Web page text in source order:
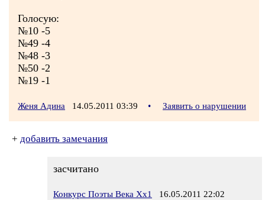
Голосую:
№10 -5
№49 -4
№48 -3
№50 -2
№19 -1
Женя Адина 14.05.2011 03:39 • Заявить о нарушении
+ добавить замечания
засчитано
Конкурс Поэты Века Хх1
16.05.2011 22:02